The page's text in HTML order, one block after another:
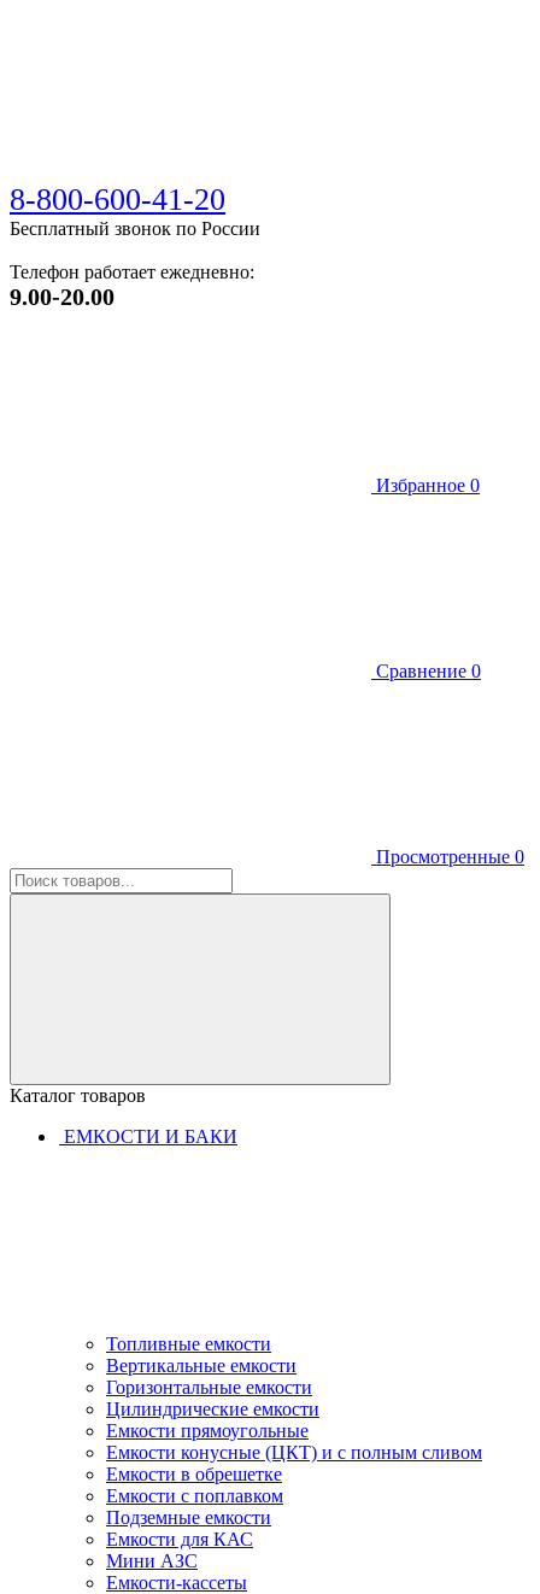
8-800-600-41-20
Бесплатный звонок по России
Телефон работает ежедневно:
9.00-20.00
Избранное 0
Сравнение 0
Просмотренные 0
Каталог товаров
ЕМКОСТИ И БАКИ
Топливные емкости
Вертикальные емкости
Горизонтальные емкости
Цилиндрические емкости
Емкости прямоугольные
Емкости конусные (ЦКТ) и с полным сливом
Емкости в обрешетке
Емкости с поплавком
Подземные емкости
Емкости для КАС
Мини АЗС
Емкости-кассеты